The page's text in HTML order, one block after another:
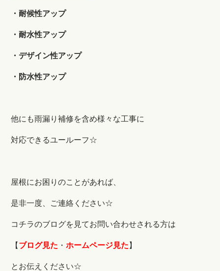
・耐候性アップ
・耐水性アップ
・デザイン性アップ
・防水性アップ
他にも雨漏り補修を含め様々な工事に
対応できるユールーフ☆
屋根にお困りのことがあれば、
是非一度、ご連絡ください☆
コチラのブログを見てお問い合わせされる方は
【 ブログ見た ・ホームページ見た 】
とお伝えください☆